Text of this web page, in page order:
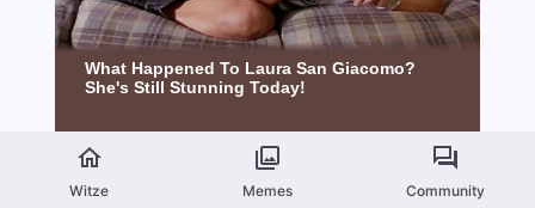
Witze Memes Community